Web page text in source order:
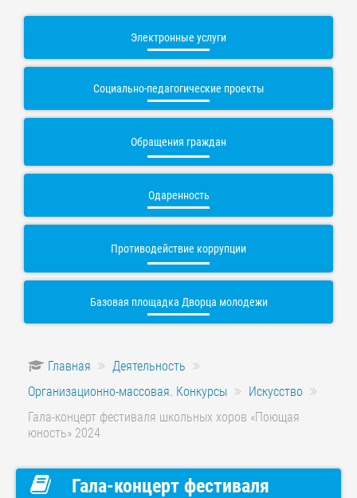
Электронные услуги
Социально-педагогические проекты
Обращения граждан
Одаренность
Противодействие коррупции
Базовая площадка Дворца молодежи
Главная
Деятельность
Организационно-массовая. Конкурсы
Искусство
Гала-концерт фестиваля школьных хоров «Поющая
юность» 2024
Гала-концерт фестиваля